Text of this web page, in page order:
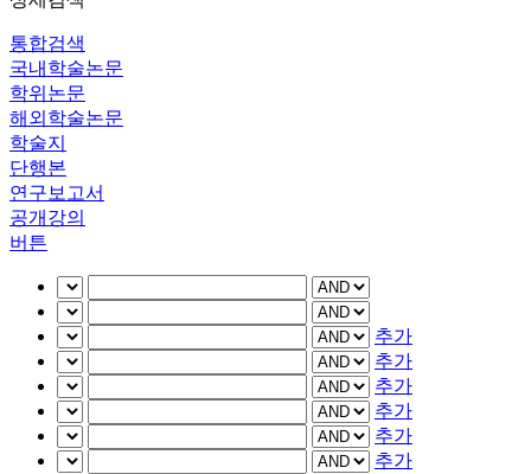
통합검색
국내학술논문
학위논문
해외학술논문
학술지
단행본
연구보고서
공개강의
버튼
추가
추가
추가
추가
추가
추가